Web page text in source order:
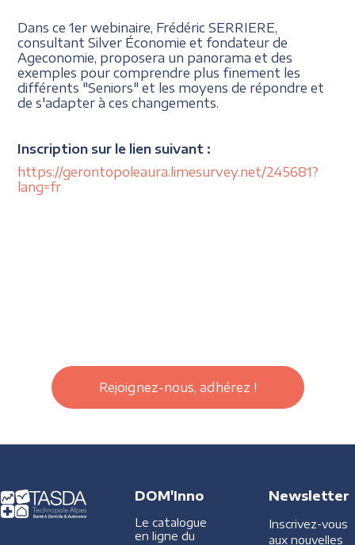
Dans ce 1er webinaire, Frédéric SERRIERE,
consultant Silver Économie et fondateur de
Ageconomie, proposera un panorama et des
exemples pour comprendre plus finement les
différents "Seniors" et les moyens de répondre et
de s'adapter à ces changements.
Inscription sur le lien suivant :
https://gerontopoleaura.limesurvey.net/245681?
lang=fr
Rejoignez-nous, adhérez !
DOM'Inno
Le catalogue
en ligne du
Newsletter
Inscrivez-vous
aux nouvelles